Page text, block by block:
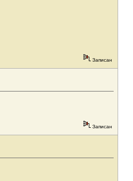
Записан
Записан